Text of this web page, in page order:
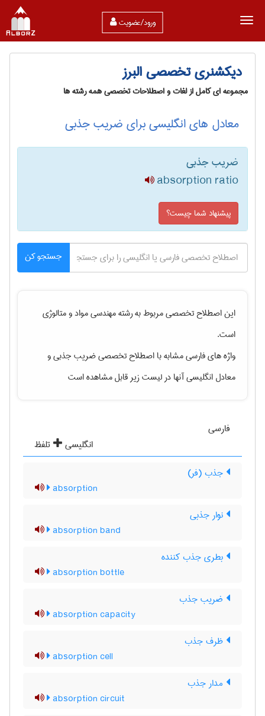
ورود/عضویت
دیکشنری تخصصی البرز
مجموعه ای کامل از لغات و اصطلاحات تخصصی همه رشته ها
معادل های انگلیسی برای ضریب جذبی
ضریب جذبی
absorption ratio
پیشنهاد شما چیست؟
جستجو کن
این اصطلاح تخصصی مربوط به رشتهمهندسی مواد و متالوژی
است.
واژه های فارسی مشابه با اصطلاح تخصصیضریب جذبیو
معادل انگلیسی آنها در لیست زیر قابل مشاهده است
فارسی
انگلیسی
تلفظ
جذب (فر)
absorption
نوار جذبی
absorption band
بطری جذب کننده
absorption bottle
ضریب جذب
absorption capacity
ظرف جذب
absorption cell
مدار جذب
absorption circuit